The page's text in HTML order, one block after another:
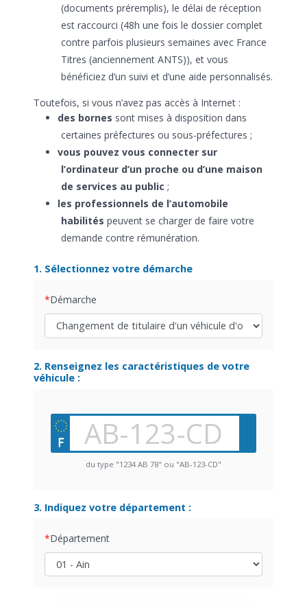
(documents préremplis), le délai de réception
est raccourci (48h une fois le dossier complet
contre parfois plusieurs semaines avec France
Titres (anciennement ANTS)), et vous
bénéficiez d’un suivi et d’une aide personnalisés.
Toutefois, si vous n’avez pas accès à Internet :
des bornes sont mises à disposition dans
certaines préfectures ou sous-préfectures ;
vous pouvez vous connecter sur
l’ordinateur d’un proche ou d’une maison
de services au public ;
les professionnels de l’automobile
habilités peuvent se charger de faire votre
demande contre rémunération.
1. Sélectionnez votre démarche
Démarche
2. Renseignez les caractéristiques de votre
véhicule :
du type "1234 AB 78" ou "AB-123-CD"
3. Indiquez votre département :
Département